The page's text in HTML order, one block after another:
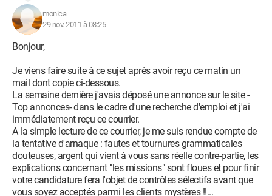
monica
29 nov. 2011 à 08:25
Bonjour,
Je viens faire suite à ce sujet après avoir reçu ce matin un
mail dont copie ci-dessous.
La semaine dernière j'avais déposé une annonce sur le site -
Top annonces- dans le cadre d'une recherche d'emploi et j'ai
immédiatement reçu ce courrier.
A la simple lecture de ce courrier, je me suis rendue compte de
la tentative d'arnaque : fautes et tournures grammaticales
douteuses, argent qui vient à vous sans réelle contre-partie, les
explications concernant "les missions" sont floues et pour finir
votre candidature fera l'objet de contrôles sélectifs avant que
vous soyez acceptés parmi les clients mystères !!...